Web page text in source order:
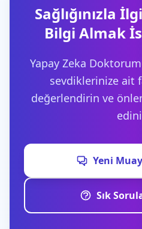
Sağlığınızla
Bilgi Almak
Yapay Zeka
sevdiklerinize ait
değerlendirin ve
Yeni
Sık